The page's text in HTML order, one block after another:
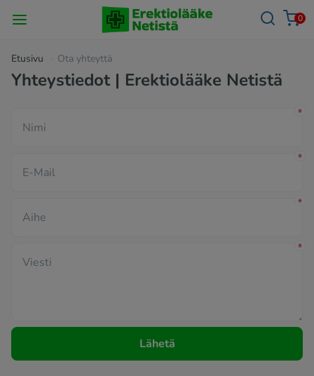
0
Etusivu Ota yhteyttä
Yhteystiedot | Erektiolääke Netistä
Nimi
E-Mail
Aihe
Viesti
Lähetä